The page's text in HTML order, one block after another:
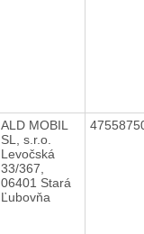
ALD MOBIL
SL, s.r.o.
Levočská
33/367,
06401 Stará
Ľubovňa